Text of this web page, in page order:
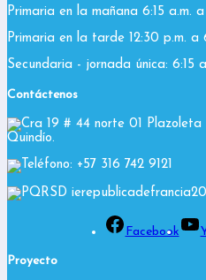
Primaria en la mañana 6:15 a.m. a
Primaria en la tarde 12:30 p.m. a
Secundaria - jornada única: 6:15
Contáctenos
Cra 19 # 44 norte 01 Plazoleta
Quindío.
Teléfono: +57 316 742 9121
PQRSD
Facebook
Proyecto